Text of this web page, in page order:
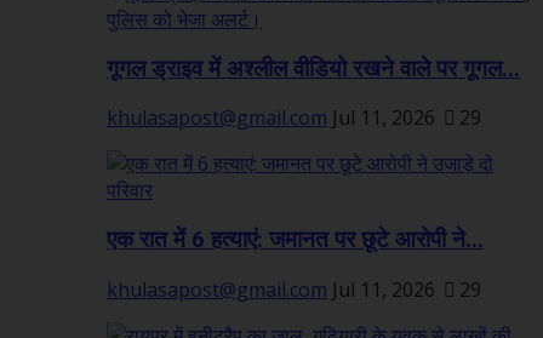
गूगल ड्राइव में अश्लील वीडियो रखने वाले पर गूगल...
khulasapost@gmail.com Jul 11, 2026 29
एक रात में 6 हत्याएं: जमानत पर छूटे आरोपी ने...
khulasapost@gmail.com Jul 11, 2026 29